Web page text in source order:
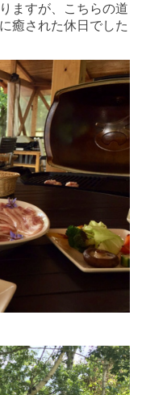
ますが、こちらの道
癒された休日でした